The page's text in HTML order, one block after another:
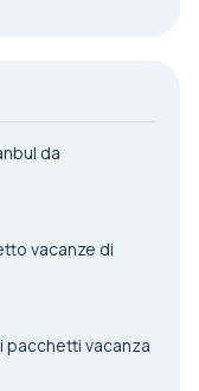
da
vacanze di
pacchetti vacanza